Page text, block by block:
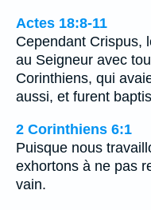
Actes 18:8-11
Cependant Crispus,
au Seigneur avec
Corinthiens, qui
aussi, et furent
2 Corinthiens 6:1
Puisque nous
exhortons à ne pas
vain.